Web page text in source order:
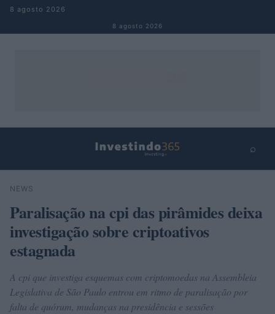
Pular para o conteúdo
8 agosto 2026
8 agosto 2026
⌕
Buscar
NEWS
Paralisação na cpi das pirâmides deixa
investigação sobre criptoativos
estagnada
A cpi que investiga esquemas com criptomoedas na Assembleia
Legislativa de São Paulo entrou em ritmo de paralisação por
falta de quórum, mudanças na presidência e sessões